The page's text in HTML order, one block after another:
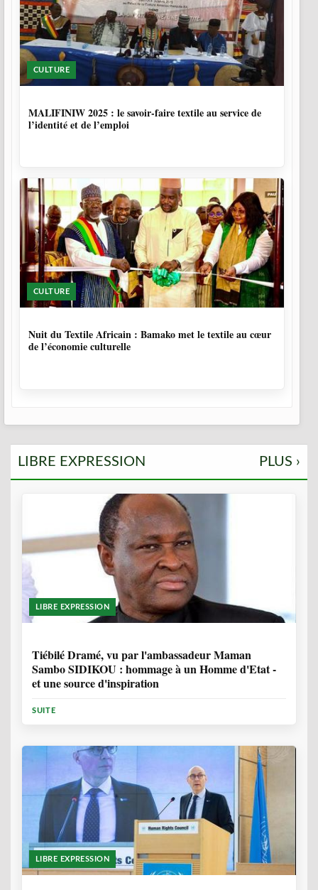
CULTURE
MALIFINIW 2025 : le savoir-faire textile au service de
l’identité et de l’emploi
CULTURE
Nuit du Textile Africain : Bamako met le textile au cœur
de l’économie culturelle
LIBRE EXPRESSION PLUS ›
LIBRE EXPRESSION
Tiébilé Dramé, vu par l'ambassadeur Maman
Sambo SIDIKOU : hommage à un Homme d'Etat -
et une source d'inspiration
SUITE
LIBRE EXPRESSION